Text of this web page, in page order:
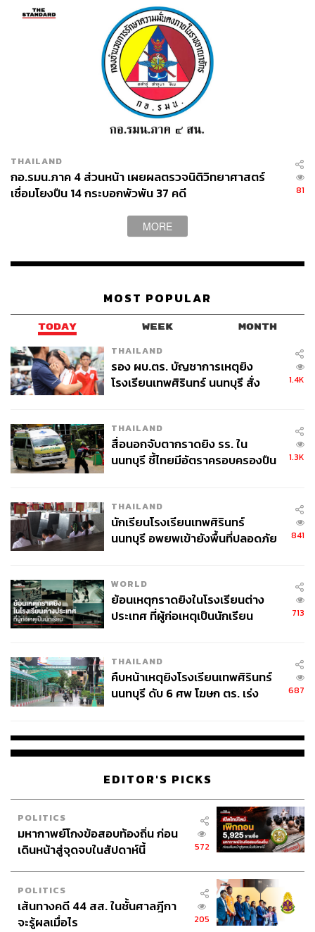
THAILAND
กอ.รมน.ภาค 4 ส่วนหน้า เผยผลตรวจนิติวิทยาศาสตร์
เชื่อมโยงปืน 14 กระบอกพัวพัน 37 คดี
81
MORE
MOST POPULAR
TODAY WEEK MONTH
THAILAND
รอง ผบ.ตร. บัญชาการเหตุยิง
โรงเรียนเทพศิรินทร์ นนทบุรี สั่ง
1.4K
THAILAND
สื่อนอกจับตากราดยิง รร. ใน
นนทบุรี ชี้ไทยมีอัตราครอบครองปืน
1.3K
THAILAND
นักเรียนโรงเรียนเทพศิรินทร์
นนทบุรี อพยพเข้ายังพื้นที่ปลอดภัย
841
WORLD
ย้อนเหตุกราดยิงในโรงเรียนต่าง
ประเทศ ที่ผู้ก่อเหตุเป็นนักเรียน
713
THAILAND
คืบหน้าเหตุยิงโรงเรียนเทพศิรินทร์
นนทบุรี ดับ 6 ศพ โฆษก ตร. เร่ง
687
EDITOR'S PICKS
POLITICS
มหากาพย์โกงข้อสอบท้องถิ่น ก่อน
เดินหน้าสู่จุดจบในสัปดาห์นี้
572
POLITICS
เส้นทางคดี 44 สส. ในชั้นศาลฎีกา
จะรู้ผลเมื่อไร
205